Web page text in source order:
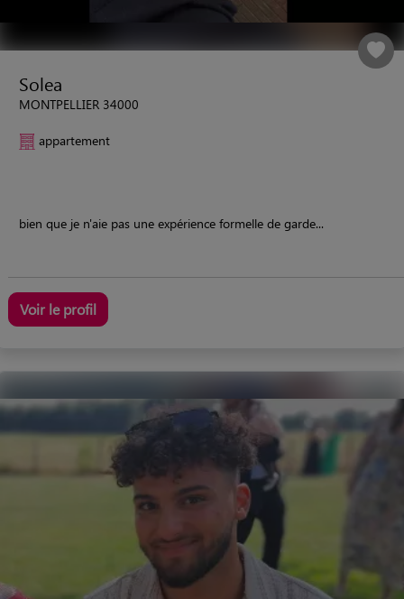
Solea
MONTPELLIER 34000
appartement
bien que je n'aie pas une expérience formelle de garde...
Voir le profil